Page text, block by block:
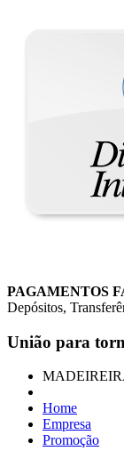
PAGAMENTOS
Depósitos,
União para
Home
Empresa
Promoção